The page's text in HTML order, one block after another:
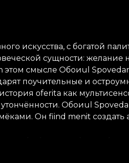
искусства, с богатой
сущности: желание
этом смысле Обоиul
поучительные и
oferita как
Обоиul
Он fiind menit создать
- Colectia